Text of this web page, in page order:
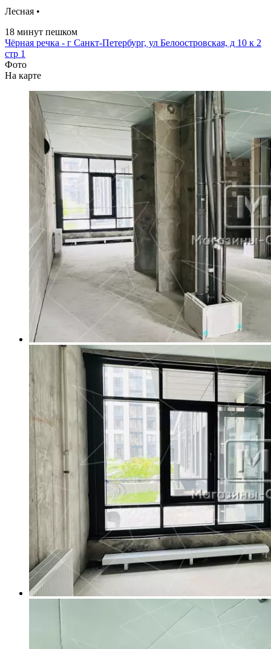
Лесная •
18 минут пешком
Чёрная речка - г Санкт-Петербург, ул Белоостровская, д 10 к 2
стр 1
Фото
На карте